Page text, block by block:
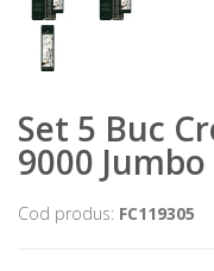
Set 5 Buc
9000
Cod produs: FC119305